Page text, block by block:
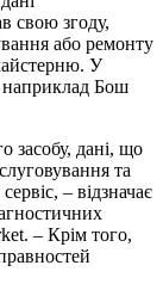
свою згоду,
або ремонту
У
Бош
засобу, дані, що
та
– відзначає
– Крім того,